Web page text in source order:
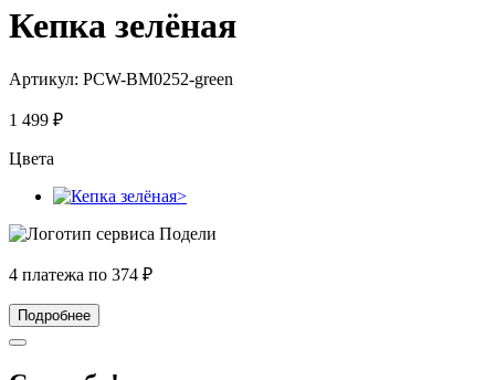
Кепка зелёная
Артикул: PCW-BM0252-green
1 499 ₽
Цвета
4 платежа по 374 ₽
Подробнее